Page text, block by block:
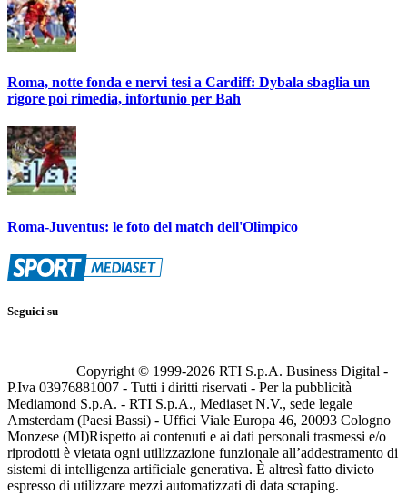
Roma, notte fonda e nervi tesi a Cardiff: Dybala sbaglia un
rigore poi rimedia, infortunio per Bah
Roma-Juventus: le foto del match dell'Olimpico
Seguici su
Copyright © 1999-2026 RTI S.p.A. Business Digital -
P.Iva 03976881007 - Tutti i diritti riservati - Per la pubblicità
Mediamond S.p.A. - RTI S.p.A., Mediaset N.V., sede legale
Amsterdam (Paesi Bassi) - Uffici Viale Europa 46, 20093 Cologno
Monzese (MI)Rispetto ai contenuti e ai dati personali trasmessi e/o
riprodotti è vietata ogni utilizzazione funzionale all’addestramento di
sistemi di intelligenza artificiale generativa. È altresì fatto divieto
espresso di utilizzare mezzi automatizzati di data scraping.